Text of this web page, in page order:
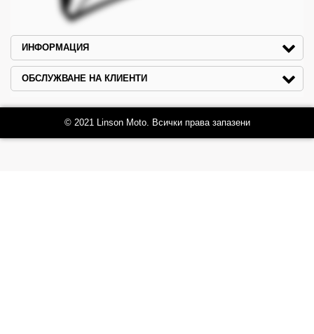
ИНФОРМАЦИЯ
ОБСЛУЖВАНЕ НА КЛИЕНТИ
© 2021 Linson Moto. Всички права запазени